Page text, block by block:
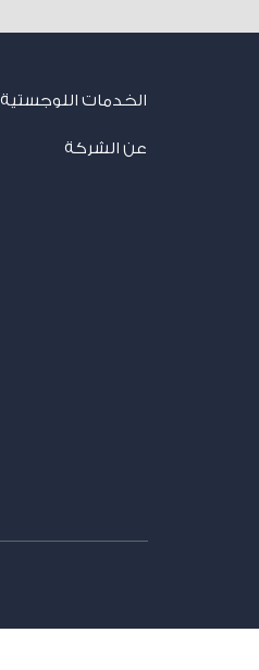
الخدمات اللوجستية
عن الشركة